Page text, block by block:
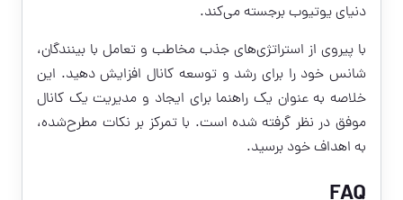
دنیای یوتیوب برجسته می‌کند.
با پیروی از استراتژی‌های جذب مخاطب و تعامل با بینندگان،
شانس خود را برای رشد و توسعه کانال افزایش دهید. این
خلاصه به عنوان یک راهنما برای ایجاد و مدیریت یک کانال
موفق در نظر گرفته شده است. با تمرکز بر نکات مطرح‌شده،
به اهداف خود برسید.